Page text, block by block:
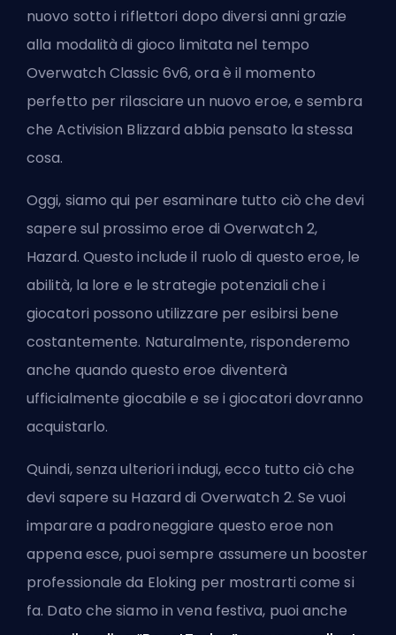
nuovo sotto i riflettori dopo diversi anni grazie
alla modalità di gioco limitata nel tempo
Overwatch Classic 6v6, ora è il momento
perfetto per rilasciare un nuovo eroe, e sembra
che Activision Blizzard abbia pensato la stessa
cosa.
Oggi, siamo qui per esaminare tutto ciò che devi
sapere sul prossimo eroe di Overwatch 2,
Hazard. Questo include il ruolo di questo eroe, le
abilità, la lore e le strategie potenziali che i
giocatori possono utilizzare per esibirsi bene
costantemente. Naturalmente, risponderemo
anche quando questo eroe diventerà
ufficialmente giocabile e se i giocatori dovranno
acquistarlo.
Quindi, senza ulteriori indugi, ecco tutto ciò che
devi sapere su Hazard di Overwatch 2. Se vuoi
imparare a padroneggiare questo eroe non
appena esce, puoi sempre assumere un booster
professionale da Eloking per mostrarti come si
fa. Dato che siamo in vena festiva, puoi anche